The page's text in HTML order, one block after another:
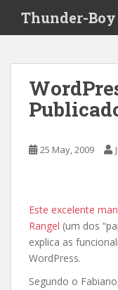
i
Thunder-Boy
25 May, 2009
Este excelente
Rangel (um dos
explica as
WordPress.
Segundo o